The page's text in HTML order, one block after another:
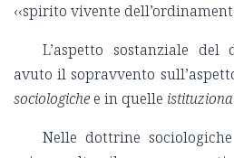
‹‹spirito vivente
L’aspetto sostanziale
avuto il sopravvento
sociologiche e in quelle
Nelle dottrine